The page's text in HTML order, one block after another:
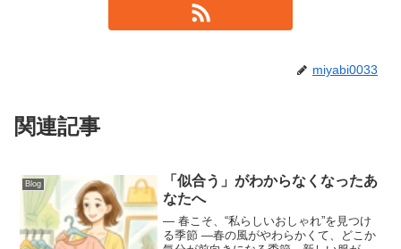
miyabi0033
関連記事
Blog
「似合う」がわからなくなったあ
なたへ
― 春こそ、“私らしいおしゃれ”を見つけ
る季節 ―春の風がやわらかくて、どこか